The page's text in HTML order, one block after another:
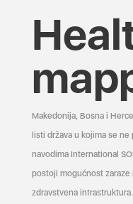
Makedonija, Bosna i
listi država u kojima se
navodima International
postoji mogućnost zaraze
zdravstvena infrastruktura.